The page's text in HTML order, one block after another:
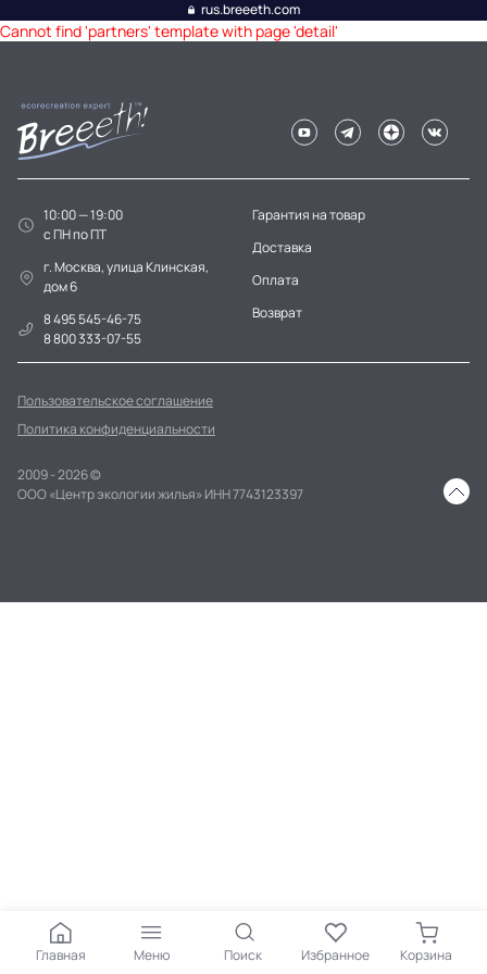
rus.breeeth.com
Cannot find 'partners' template with page 'detail'
10:00 — 19:00
c ПН по ПТ
г. Москва, улица Клинская,
дом 6
8 495 545-46-75
8 800 333-07-55
Гарантия на товар
Доставка
Оплата
Возврат
Пользовательское соглашение
Политика конфиденциальности
2009 - 2026 ©
ООО «Центр экологии жилья» ИНН 7743123397
Главная Меню Поиск Избранное Корзина